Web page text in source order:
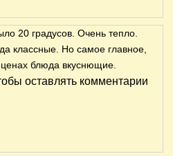
20 градусов. Очень тепло.
классные. Но самое главное,
ценах блюда вкуснющие.
оставлять комментарии